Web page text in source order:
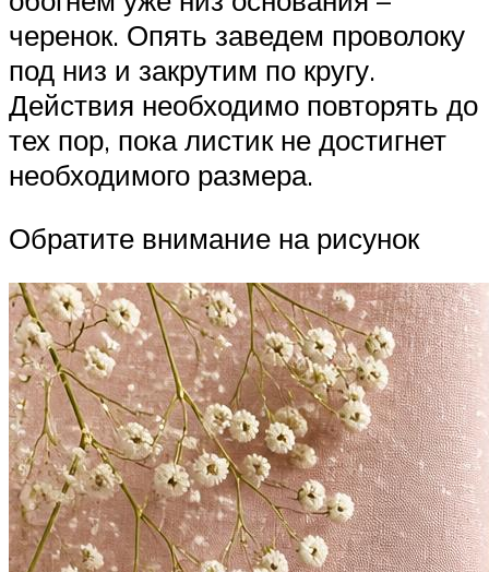
черенок. Опять заведем проволоку
под низ и закрутим по кругу.
Действия необходимо повторять до
тех пор, пока листик не достигнет
необходимого размера.
Обратите внимание на рисунок